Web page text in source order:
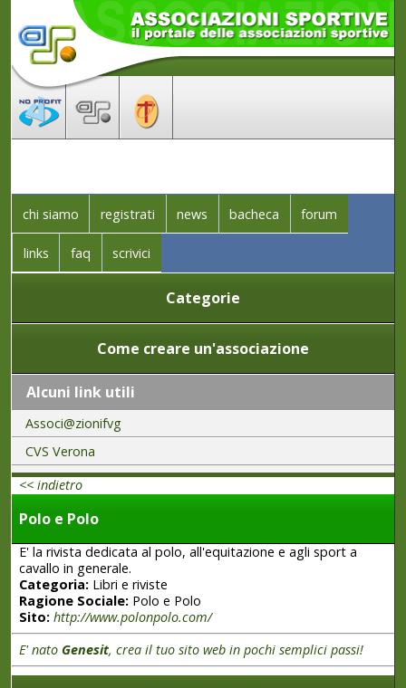
chi siamo registrati news bacheca forum
links faq scrivici
Categorie
Come creare un'associazione
Alcuni link utili
Associ@zionifvg
CVS Verona
<< indietro
Polo e Polo
E' la rivista dedicata al polo, all'equitazione e agli sport a
cavallo in generale.
Categoria:Libri e riviste
Ragione Sociale:Polo e Polo
Sito: http://www.polonpolo.com/
E' nato Genesit, crea il tuo sito web in pochi semplici passi!